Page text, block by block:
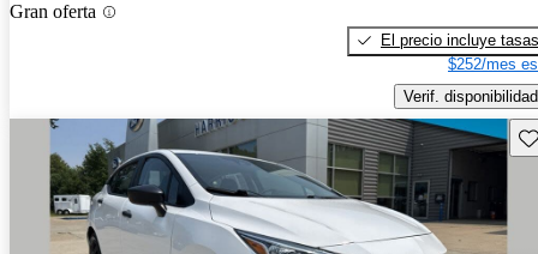
Gran oferta
El precio incluye tasas
$252/mes
Verif. disponibilidad